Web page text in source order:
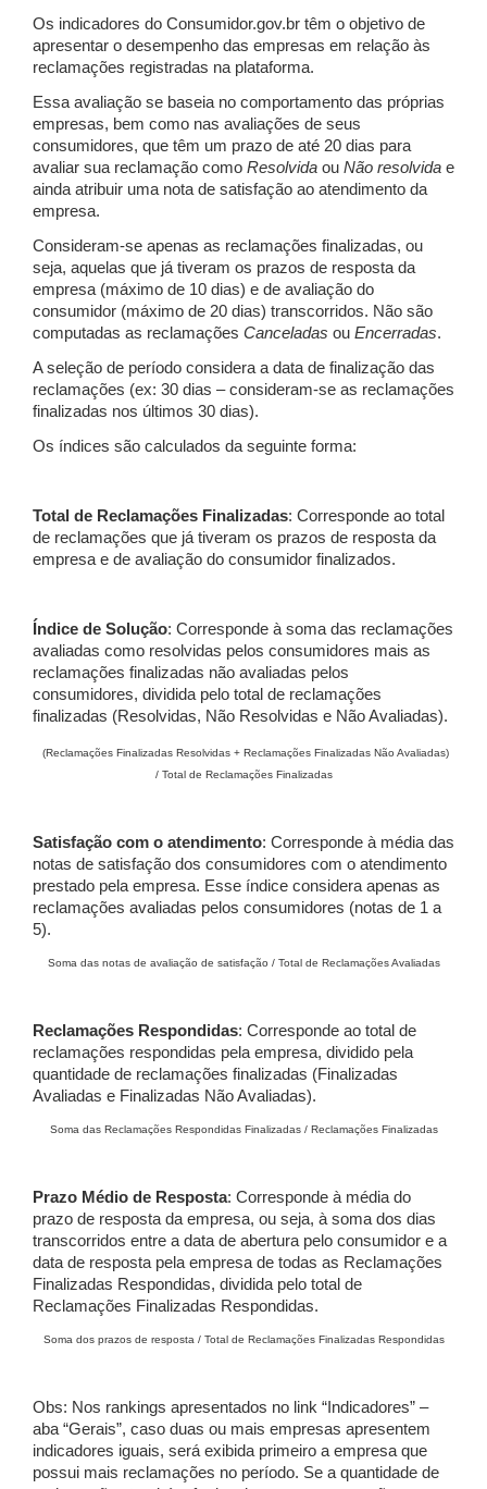
Os indicadores do Consumidor.gov.br têm o objetivo de
apresentar o desempenho das empresas em relação às
reclamações registradas na plataforma.
Essa avaliação se baseia no comportamento das próprias
empresas, bem como nas avaliações de seus
consumidores, que têm um prazo de até 20 dias para
avaliar sua reclamação como Resolvida ou Não resolvida e
ainda atribuir uma nota de satisfação ao atendimento da
empresa.
Consideram-se apenas as reclamações finalizadas, ou
seja, aquelas que já tiveram os prazos de resposta da
empresa (máximo de 10 dias) e de avaliação do
consumidor (máximo de 20 dias) transcorridos. Não são
computadas as reclamações Canceladas ou Encerradas.
A seleção de período considera a data de finalização das
reclamações (ex: 30 dias – consideram-se as reclamações
finalizadas nos últimos 30 dias).
Os índices são calculados da seguinte forma:
Total de Reclamações Finalizadas: Corresponde ao total
de reclamações que já tiveram os prazos de resposta da
empresa e de avaliação do consumidor finalizados.
Índice de Solução: Corresponde à soma das reclamações
avaliadas como resolvidas pelos consumidores mais as
reclamações finalizadas não avaliadas pelos
consumidores, dividida pelo total de reclamações
finalizadas (Resolvidas, Não Resolvidas e Não Avaliadas).
(Reclamações Finalizadas Resolvidas + Reclamações Finalizadas Não Avaliadas)
/ Total de Reclamações Finalizadas
Satisfação com o atendimento: Corresponde à média das
notas de satisfação dos consumidores com o atendimento
prestado pela empresa. Esse índice considera apenas as
reclamações avaliadas pelos consumidores (notas de 1 a
5).
Soma das notas de avaliação de satisfação / Total de Reclamações Avaliadas
Reclamações Respondidas: Corresponde ao total de
reclamações respondidas pela empresa, dividido pela
quantidade de reclamações finalizadas (Finalizadas
Avaliadas e Finalizadas Não Avaliadas).
Soma das Reclamações Respondidas Finalizadas / Reclamações Finalizadas
Prazo Médio de Resposta: Corresponde à média do
prazo de resposta da empresa, ou seja, à soma dos dias
transcorridos entre a data de abertura pelo consumidor e a
data de resposta pela empresa de todas as Reclamações
Finalizadas Respondidas, dividida pelo total de
Reclamações Finalizadas Respondidas.
Soma dos prazos de resposta / Total de Reclamações Finalizadas Respondidas
Obs: Nos rankings apresentados no link “Indicadores” –
aba “Gerais”, caso duas ou mais empresas apresentem
indicadores iguais, será exibida primeiro a empresa que
possui mais reclamações no período. Se a quantidade de